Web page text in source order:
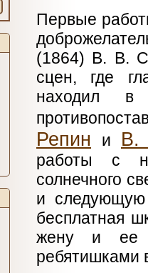
Первые
(1864) В. В.
сцен, где
находил в
Репин и В.
работы с
солнечного
и следующую
бесплатная
жену и ее
ребятишками